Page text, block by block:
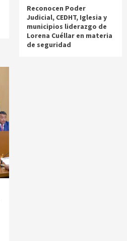
Reconocen Poder
Judicial, CEDHT, Iglesia y
municipios liderazgo de
Lorena Cuéllar en materia
de seguridad